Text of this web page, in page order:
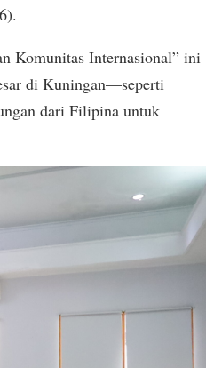
Komunitas Internasional” ini
di Kuningan—seperti
dari Filipina untuk